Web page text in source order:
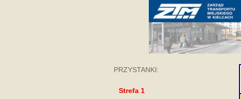
PRZYSTANKI:
Strefa 1